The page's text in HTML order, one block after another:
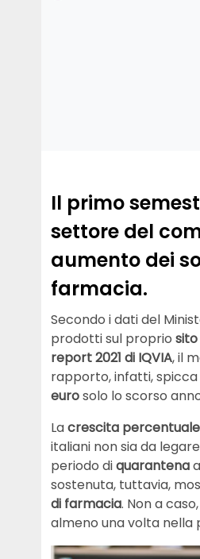
Il primo
settore del
aumento dei
farmacia.
Secondo i dati del
prodotti sul proprio sito
report 2021 di IQVIA, il
rapporto, infatti,
eurosolo lo scorso
Lacrescita percentuale
italiani non sia da
periodo diquarantena
sostenuta, tuttavia,
di farmacia. Non a caso,
almeno una volta nella